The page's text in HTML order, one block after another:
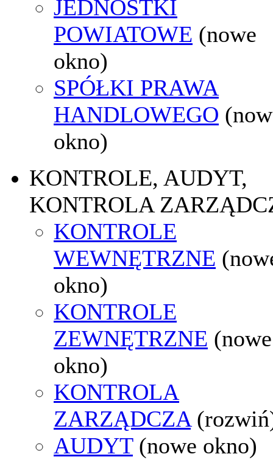
JEDNOSTKI
POWIATOWE (nowe
okno)
SPÓŁKI PRAWA
HANDLOWEGO
okno)
KONTROLE, AUDYT,
KONTROLA
KONTROLE
WEWNĘTRZNE
okno)
KONTROLE
ZEWNĘTRZNE (nowe
okno)
KONTROLA
ZARZĄDCZA
AUDYT (nowe okno)